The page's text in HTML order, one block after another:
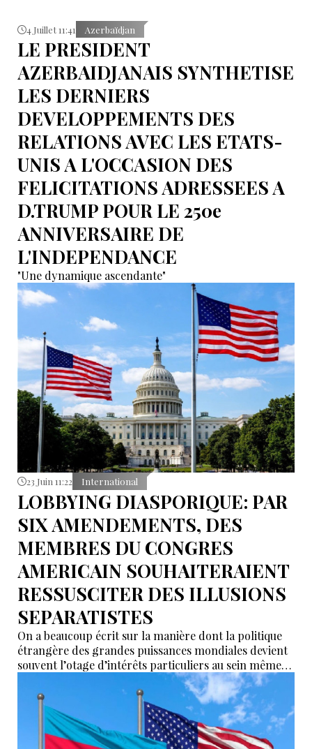
4 Juillet 11:41 Azerbaïdjan
LE PRESIDENT
AZERBAIDJANAIS SYNTHETISE
LES DERNIERS
DEVELOPPEMENTS DES
RELATIONS AVEC LES ETATS-
UNIS A L'OCCASION DES
FELICITATIONS ADRESSEES A
D.TRUMP POUR LE 250e
ANNIVERSAIRE DE
L'INDEPENDANCE
"Une dynamique ascendante"
23 Juin 11:22 International
LOBBYING DIASPORIQUE: PAR
SIX AMENDEMENTS, DES
MEMBRES DU CONGRES
AMERICAIN SOUHAITERAIENT
RESSUSCITER DES ILLUSIONS
SEPARATISTES
On a beaucoup écrit sur la manière dont la politique
étrangère des grandes puissances mondiales devient
souvent l’otage d’intérêts particuliers au sein même
de leurs institutions législatives.